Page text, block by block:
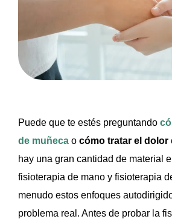
Puede que te estés preguntando
de muñeca o cómo tratar el dolor
hay una gran cantidad de material
fisioterapia de mano y fisioterapia
menudo estos enfoques
problema real. Antes de probar la